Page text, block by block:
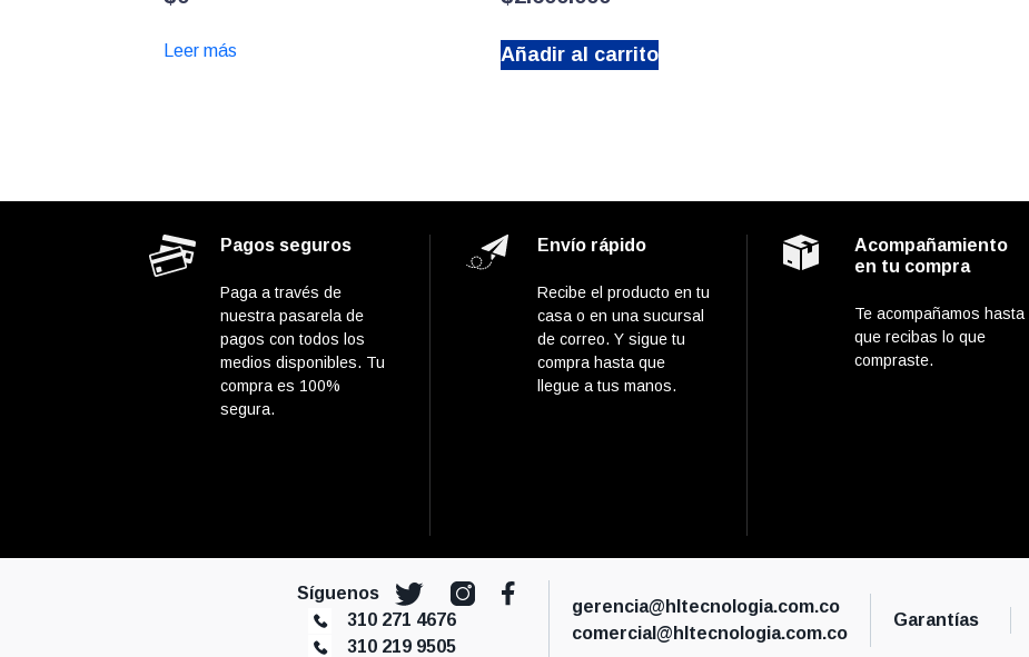
Leer más Añadir al carrito
Pagos seguros
Paga a través de
nuestra pasarela de
pagos con todos los
medios disponibles. Tu
compra es 100%
segura.
Envío rápido
Recibe el producto en tu
casa o en una sucursal
de correo. Y sigue tu
compra hasta que
llegue a tus manos.
Acompañamiento
en tu compra
Te acompañamos hasta
que recibas lo que
compraste.
Síguenos
310 271 4676
310 219 9505
gerencia@hltecnologia.com.co
comercial@hltecnologia.com.co
Garantías